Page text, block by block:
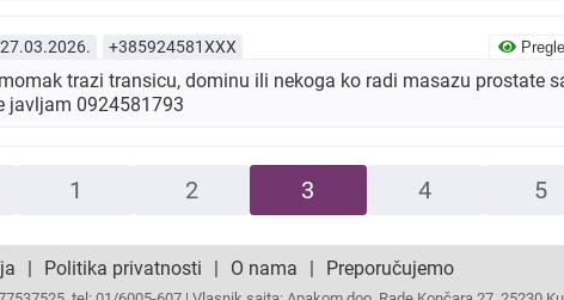
27.03.2026. +385924581XXX
trazi transicu, dominu ili nekoga ko radi masazu prostate
javljam 0924581793
1 2 3 4 5
| Politika privatnosti | O nama | Preporučujemo